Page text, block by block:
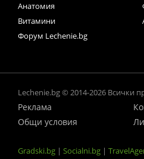
Анатомия
Витамини
Форум Lechenie.bg
Lechenie.bg © 2014-2026 Всички
Реклама
Общи условия
Gradski.bg | Socialni.bg |